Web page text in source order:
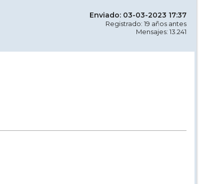
Enviado: 03-03-2023 17:37
Registrado: 19 años antes
Mensajes: 13.241